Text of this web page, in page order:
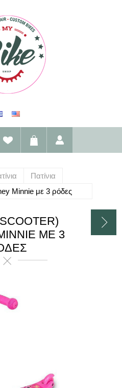
Πατίνια
Minnie με 3 ρόδες
ΜΕ 3